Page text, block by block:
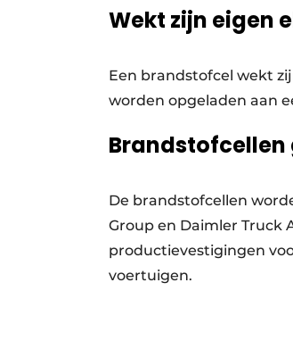
Wekt zijn eigen
Een brandstofcel wekt
worden opgeladen aan
Brandstofcellen
De brandstofcellen
Group en Daimler Truck
productievestigingen
voertuigen.